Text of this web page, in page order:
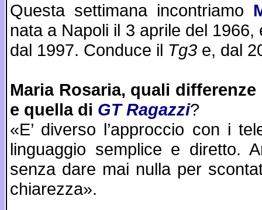
Questa settimana incontriamo
nata a Napoli il 3 aprile del
dal 1997. Conduce il Tg3 e, dal
Maria Rosaria, quali
e quella di GT Ragazzi?
«E’ diverso l’approccio con i
linguaggio semplice e diretto.
senza dare mai nulla per
chiarezza».